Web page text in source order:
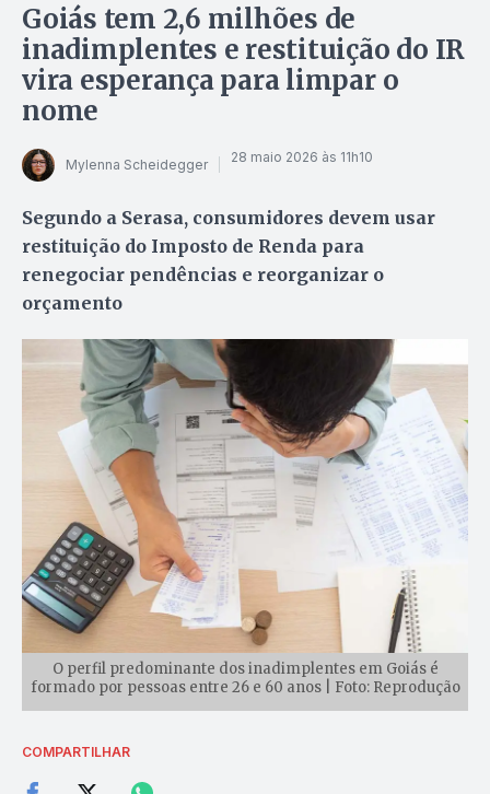
Goiás tem 2,6 milhões de
inadimplentes e restituição do IR
vira esperança para limpar o
nome
Mylenna Scheidegger 28 maio 2026 às 11h10
Segundo a Serasa, consumidores devem usar
restituição do Imposto de Renda para
renegociar pendências e reorganizar o
orçamento
O perfil predominante dos inadimplentes em Goiás é
formado por pessoas entre 26 e 60 anos | Foto: Reprodução
COMPARTILHAR